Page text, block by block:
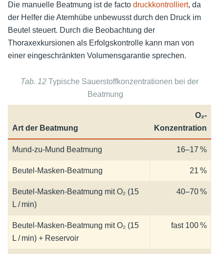
Die manuelle Beatmung ist de facto druckkontrolliert, da
der Helfer die Atemhübe unbewusst durch den Druck im
Beutel steuert. Durch die Beobachtung der
Thoraxexkursionen als Erfolgskontrolle kann man von
einer eingeschränkten Volumensgarantie sprechen.
Tab. 12 Typische Sauerstoffkonzentrationen bei der
Beatmung
Art der Beatmung
O₂-
Konzentration
Mund-zu-Mund Beatmung 16–17 %
Beutel-Masken-Beatmung 21 %
Beutel-Masken-Beatmung mit O₂ (15
L / min)
40–70 %
Beutel-Masken-Beatmung mit O₂ (15
L / min) + Reservoir
fast 100 %